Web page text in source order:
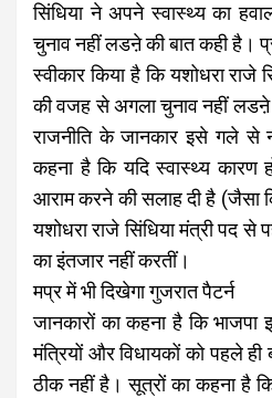
सिंधिया ने अपने स्वास्थ्य का
चुनाव नहीं लडऩे की बात कही है।
स्वीकार किया है कि यशोधरा राजे
की वजह से अगला चुनाव नहीं
राजनीति के जानकार इसे गले से
कहना है कि यदि स्वास्थ्य कारण
आराम करने की सलाह दी है (जैसा कि
यशोधरा राजे सिंधिया मंत्री पद से
का इंतजार नहीं करतीं।
मप्र में भी दिखेगा गुजरात पैटर्न
जानकारों का कहना है कि भाजपा
मंत्रियों और विधायकों को पहले
ठीक नहीं है। सूत्रों का कहना है